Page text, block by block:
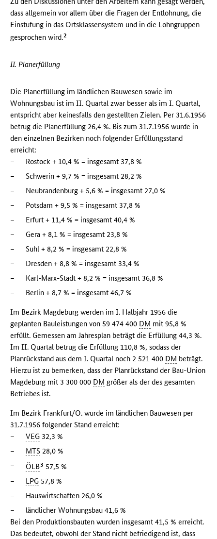
dass allgemein vor allem über die Fragen der Entlohnung, die
Einstufung in das Ortsklassensystem und in die Lohngruppen
gesprochen wird.2
II. Planerfüllung
Die Planerfüllung im ländlichen Bauwesen sowie im
Wohnungsbau ist im II. Quartal zwar besser als im I. Quartal,
entspricht aber keinesfalls den gestellten Zielen. Per 31.6.1956
betrug die Planerfüllung 26,4 %. Bis zum 31.7.1956 wurde in
den einzelnen Bezirken noch folgender Erfüllungsstand
erreicht:
–
Rostock + 10,4 % = insgesamt 37,8 %
–
Schwerin + 9,7 % = insgesamt 28,2 %
–
Neubrandenburg + 5,6 % = insgesamt 27,0 %
–
Potsdam + 9,5 % = insgesamt 37,8 %
–
Erfurt + 11,4 % = insgesamt 40,4 %
–
Gera + 8,1 % = insgesamt 23,8 %
–
Suhl + 8,2 % = insgesamt 22,8 %
–
Dresden + 8,8 % = insgesamt 33,4 %
–
Karl-Marx-Stadt + 8,2 % = insgesamt 36,8 %
–
Berlin + 8,7 % = insgesamt 46,7 %
Im Bezirk Magdeburg werden im I. Halbjahr 1956 die
geplanten Bauleistungen von 59 474 400 DM mit 95,8 %
erfüllt. Gemessen am Jahresplan beträgt die Erfüllung 44,3 %.
Im II. Quartal betrug die Erfüllung 110,8 %, sodass der
Planrückstand aus dem I. Quartal noch 2 521 400 DM beträgt.
Hierzu ist zu bemerken, dass der Planrückstand der Bau-Union
Magdeburg mit 3 300 000 DM größer als der des gesamten
Betriebes ist.
Im Bezirk Frankfurt/O. wurde im ländlichen Bauwesen per
31.7.1956 folgender Stand erreicht:
–
VEG 32,3 %
–
MTS 28,0 %
–
ÖLB3 57,5 %
–
LPG 57,8 %
–
Hauswirtschaften 26,0 %
–
ländlicher Wohnungsbau 41,6 %
Bei den Produktionsbauten wurden insgesamt 41,5 % erreicht.
Das bedeutet, obwohl der Stand nicht befriedigend ist, dass